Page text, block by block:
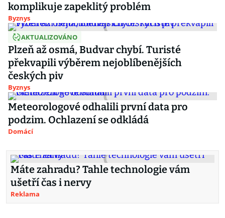
komplikuje zapeklitý problém
Byznys
AKTUALIZOVÁNO
Plzeň až osmá, Budvar chybí. Turisté
překvapili výběrem nejoblíbenějších
českých piv
Byznys
Meteorologové odhalili první data pro
podzim. Ochlazení se odkládá
Domácí
Máte zahradu? Tahle technologie vám
ušetří čas i nervy
Reklama